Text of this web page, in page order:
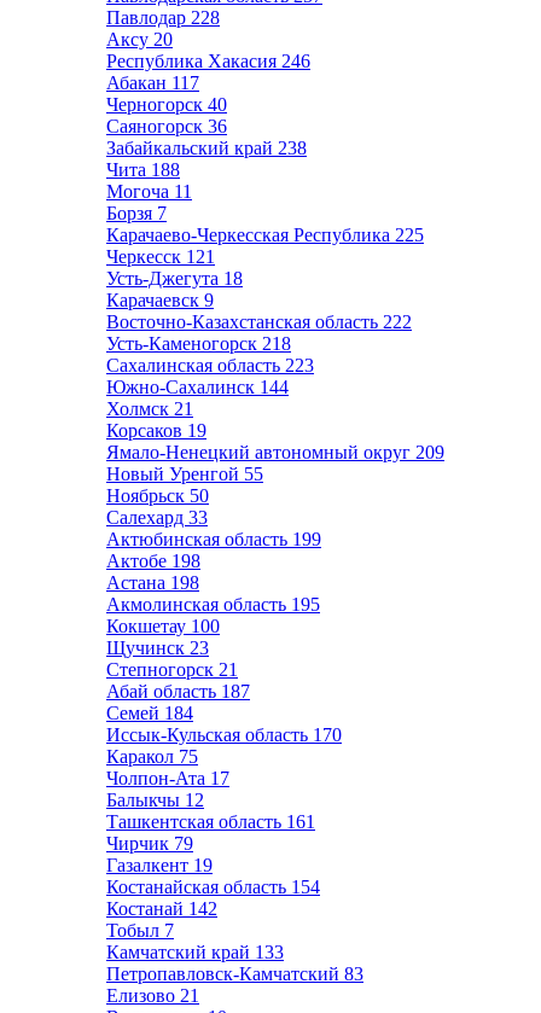
Павлодар 228
Аксу 20
Республика Хакасия 246
Абакан 117
Черногорск 40
Саяногорск 36
Забайкальский край 238
Чита 188
Могоча 11
Борзя 7
Карачаево-Черкесская Республика 225
Черкесск 121
Усть-Джегута 18
Карачаевск 9
Восточно-Казахстанская область 222
Усть-Каменогорск 218
Сахалинская область 223
Южно-Сахалинск 144
Холмск 21
Корсаков 19
Ямало-Ненецкий автономный округ 209
Новый Уренгой 55
Ноябрьск 50
Салехард 33
Актюбинская область 199
Актобе 198
Астана 198
Акмолинская область 195
Кокшетау 100
Щучинск 23
Степногорск 21
Абай область 187
Семей 184
Иссык-Кульская область 170
Каракол 75
Чолпон-Ата 17
Балыкчы 12
Ташкентская область 161
Чирчик 79
Газалкент 19
Костанайская область 154
Костанай 142
Тобыл 7
Камчатский край 133
Петропавловск-Камчатский 83
Елизово 21